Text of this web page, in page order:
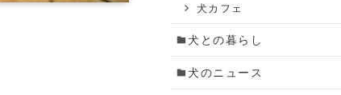
犬カフェ
犬との暮らし
犬のニュース